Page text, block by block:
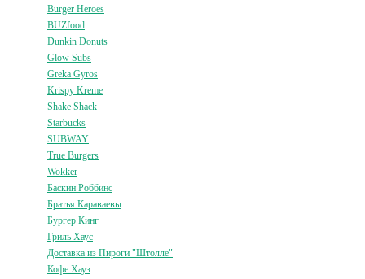
Burger Heroes
BUZfood
Dunkin Donuts
Glow Subs
Greka Gyros
Krispy Kreme
Shake Shack
Starbucks
SUBWAY
True Burgers
Wokker
Баскин Роббинс
Братья Караваевы
Бургер Кинг
Гриль Хаус
Доставка из Пироги "Штолле"
Кофе Хауз